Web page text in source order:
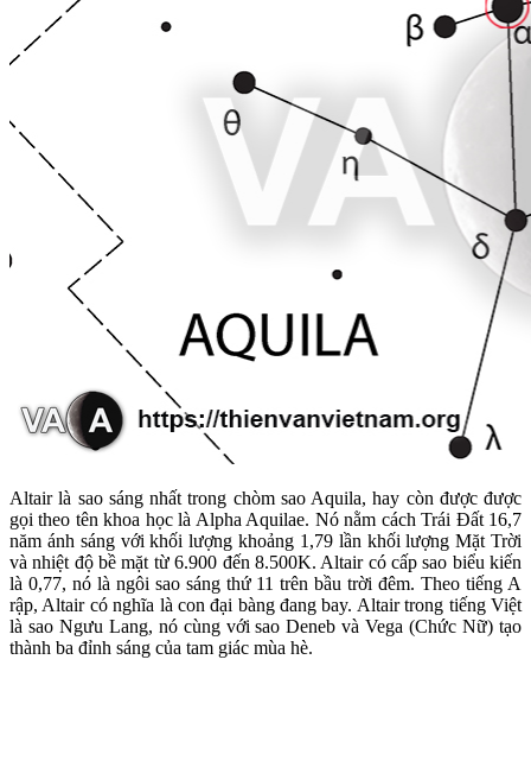
Altair là sao sáng nhất trong chòm sao Aquila, hay còn được được
gọi theo tên khoa học là Alpha Aquilae. Nó nằm cách Trái Đất 16,7
năm ánh sáng với khối lượng khoảng 1,79 lần khối lượng Mặt Trời
và nhiệt độ bề mặt từ 6.900 đến 8.500K. Altair có cấp sao biểu kiến
là 0,77, nó là ngôi sao sáng thứ 11 trên bầu trời đêm. Theo tiếng A
rập, Altair có nghĩa là con đại bàng đang bay. Altair trong tiếng Việt
là sao Ngưu Lang, nó cùng với sao Deneb và Vega (Chức Nữ) tạo
thành ba đỉnh sáng của tam giác mùa hè.